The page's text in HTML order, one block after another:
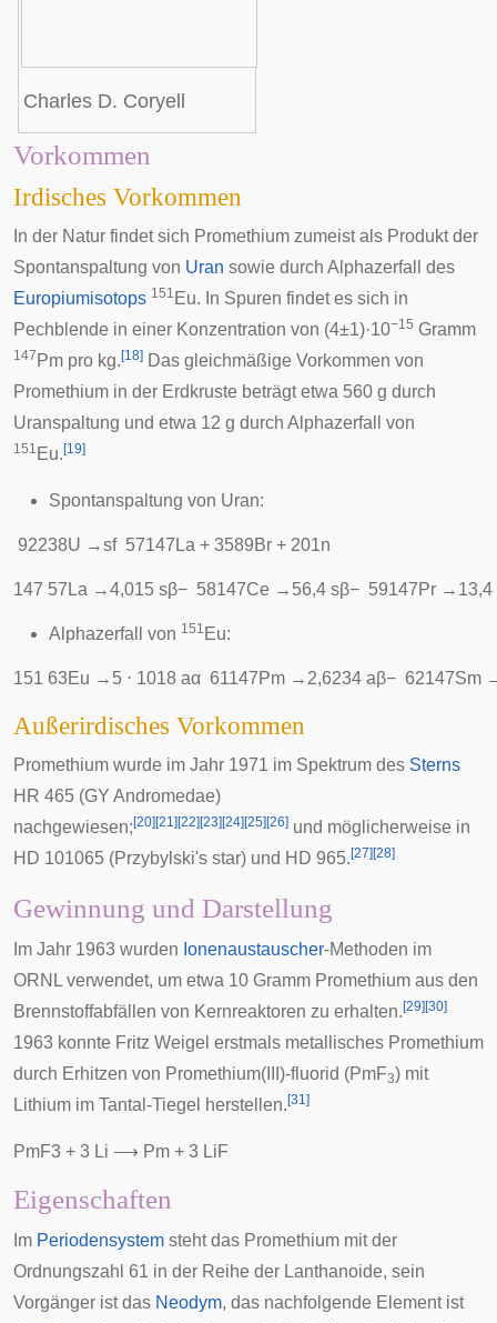
Charles D. Coryell
Vorkommen
Irdisches Vorkommen
In der Natur findet sich Promethium zumeist als Produkt der
Spontanspaltung von Uran sowie durch Alphazerfall
des
Europiumisotops 151 Eu. In Spuren findet es sich in
Pechblende in einer Konzentration von (4±1)·10−15 Gramm
147 Pm pro kg. [18] Das gleichmäßige Vorkommen von
Promethium in der Erdkruste beträgt etwa 560 g durch
Uranspaltung und etwa 12 g durch Alphazerfall von
151 Eu. [19]
Spontanspaltung von Uran:
92238U →sf 57147 La + 3589Br + 201n
147 57 La →4,015 sβ− 58147Ce → 56,4 sβ− 59147Pr → 13,4
Alphazerfall von 151 Eu:
151 63Eu → 5 ⋅ 1018 aα 61147Pm → 2,6234 aβ− 62147Sm
Außerirdisches Vorkommen
Promethium wurde im Jahr 1971 im Spektrum des Sterns
HR 465 (GY Andromedae)
nachgewiesen; [20] [21] [22] [23] [24] [25] [26] und möglicherweise in
HD 101065 (Przybylski's star) und HD 965. [27] [28]
Gewinnung und Darstellung
Im Jahr 1963 wurden Ionenaustauscher-Methoden im
ORNL verwendet, um etwa 10 Gramm Promethium aus den
Brennstoffabfällen von Kernreaktoren zu erhalten. [29] [30]
1963 konnte Fritz Weigel erstmals metallisches Promethium
durch Erhitzen von Promethium(III)-fluorid (PmF3) mit
Lithium im Tantal-Tiegel herstellen. [31]
PmF3 + 3 Li ⟶ Pm + 3 LiF
Eigenschaften
Im Periodensystem steht das Promethium mit der
Ordnungszahl 61 in der Reihe der Lanthanoide, sein
Vorgänger ist das Neodym, das nachfolgende Element ist